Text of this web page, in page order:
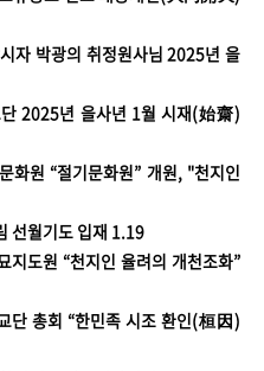
자 박광의 취정원사님 2025년 을
2025년 을사년 1월 시재(始齋)
원 “절기문화원” 개원, "천지인
선월기도 입재 1.19
도원 “천지인 율려의 개천조화”
단 총회 “한민족 시조 환인(桓因)